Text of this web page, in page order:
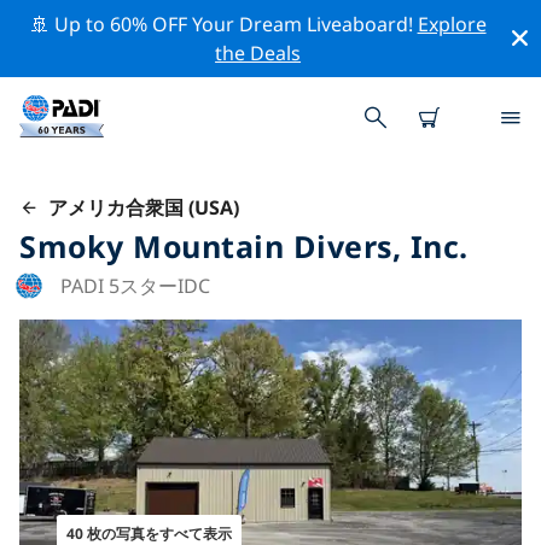
🚢 Up to 60% OFF Your Dream Liveaboard! Explore
the Deals
アメリカ合衆国 (USA)
Smoky Mountain Divers, Inc.
PADI 5スターIDC
40 枚の写真をすべて表示